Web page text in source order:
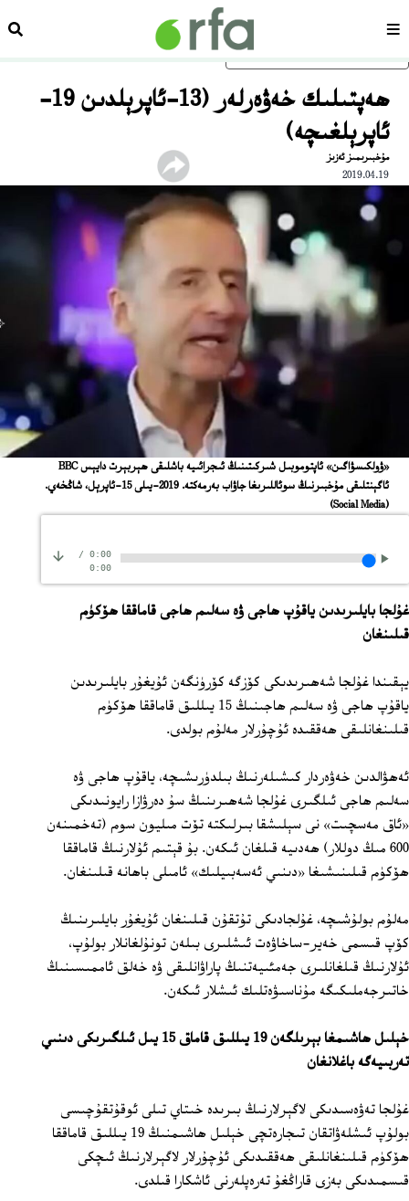
ئاساسلىق مەزمۇنغا ئاتلاڭسەھىپە
ھەپتىلىك خەۋەرلەر (13-ئاپرېلدىن 19-
ئاپرېلغىچە)
مۇخبىرىمىز ئەزىز
2019.04.19
«ۋولكىسۋاگىن» ئاپتوموبىل شىركىتىنىڭ ئىجرائىيە باشلىقى ھېربېرت دايېس BBC
ئاگېنتلىقى مۇخبىرنىڭ سوئاللىرىغا جاۋاب بەرمەكتە. 2019-يىلى 15-ئاپرېل، شاڭخەي.
(Social Media)
0:00
/
0:00
غۇلجا بايلىرىدىن ياقۇپ ھاجى ۋە سەلىم ھاجى قاماققا ھۆكۈم
قىلىنغان
يېقىندا غۇلجا شەھىرىدىكى كۆزگە كۆرۈنگەن ئۇيغۇر بايلىرىدىن
ياقۇپ ھاجى ۋە سەلىم ھاجىنىڭ 15 يىللىق قاماققا ھۆكۈم
قىلىنغانلىقى ھەققىدە ئۇچۇرلار مەلۇم بولدى.
ئەھۋالدىن خەۋەردار كىشىلەرنىڭ بىلدۈرىشىچە، ياقۇپ ھاجى ۋە
سەلىم ھاجى ئىلگىرى غۇلجا شەھىرىنىڭ سۇ دەرۋازا رايونىدىكى
«ئاق مەسچىت» نى سېلىشقا بىرلىكتە تۆت مىليون سوم (تەخمىنەن
600 مىڭ دوللار) ھەدىيە قىلغان ئىكەن. بۇ قېتىم ئۇلارنىڭ قاماققا
ھۆكۈم قىلىنىشىغا «دىنىي ئەسەبىيلىك» ئامىلى باھانە قىلىنغان.
مەلۇم بولۇشىچە، غۇلجادىكى تۇتقۇن قىلىنغان ئۇيغۇر بايلىرىنىڭ
كۆپ قىسمى خەير-ساخاۋەت ئىشلىرى بىلەن تونۇلغانلار بولۇپ،
ئۇلارنىڭ قىلغانلىرى جەمئىيەتنىڭ پاراۋانلىقى ۋە خەلق ئاممىسىنىڭ
خاتىرجەملىكىگە مۇناسىۋەتلىك ئىشلار ئىكەن.
خېلىل ھاشىمغا بېرىلگەن 19 يىللىق قاماق 15 يىل ئىلگىرىكى دىنىي
تەربىيەگە باغلانغان
غۇلجا تەۋەسىدىكى لاگېرلارنىڭ بىرىدە خىتاي تىلى ئوقۇتقۇچىسى
بولۇپ ئىشلەۋاتقان تىجارەتچى خېلىل ھاشىمنىڭ 19 يىللىق قاماققا
ھۆكۈم قىلىنغانلىقى ھەققىدىكى ئۇچۇرلار لاگېرلارنىڭ ئىچكى
قىسمىدىكى بەزى قاراڭغۇ تەرەپلەرنى ئاشكارا قىلدى.